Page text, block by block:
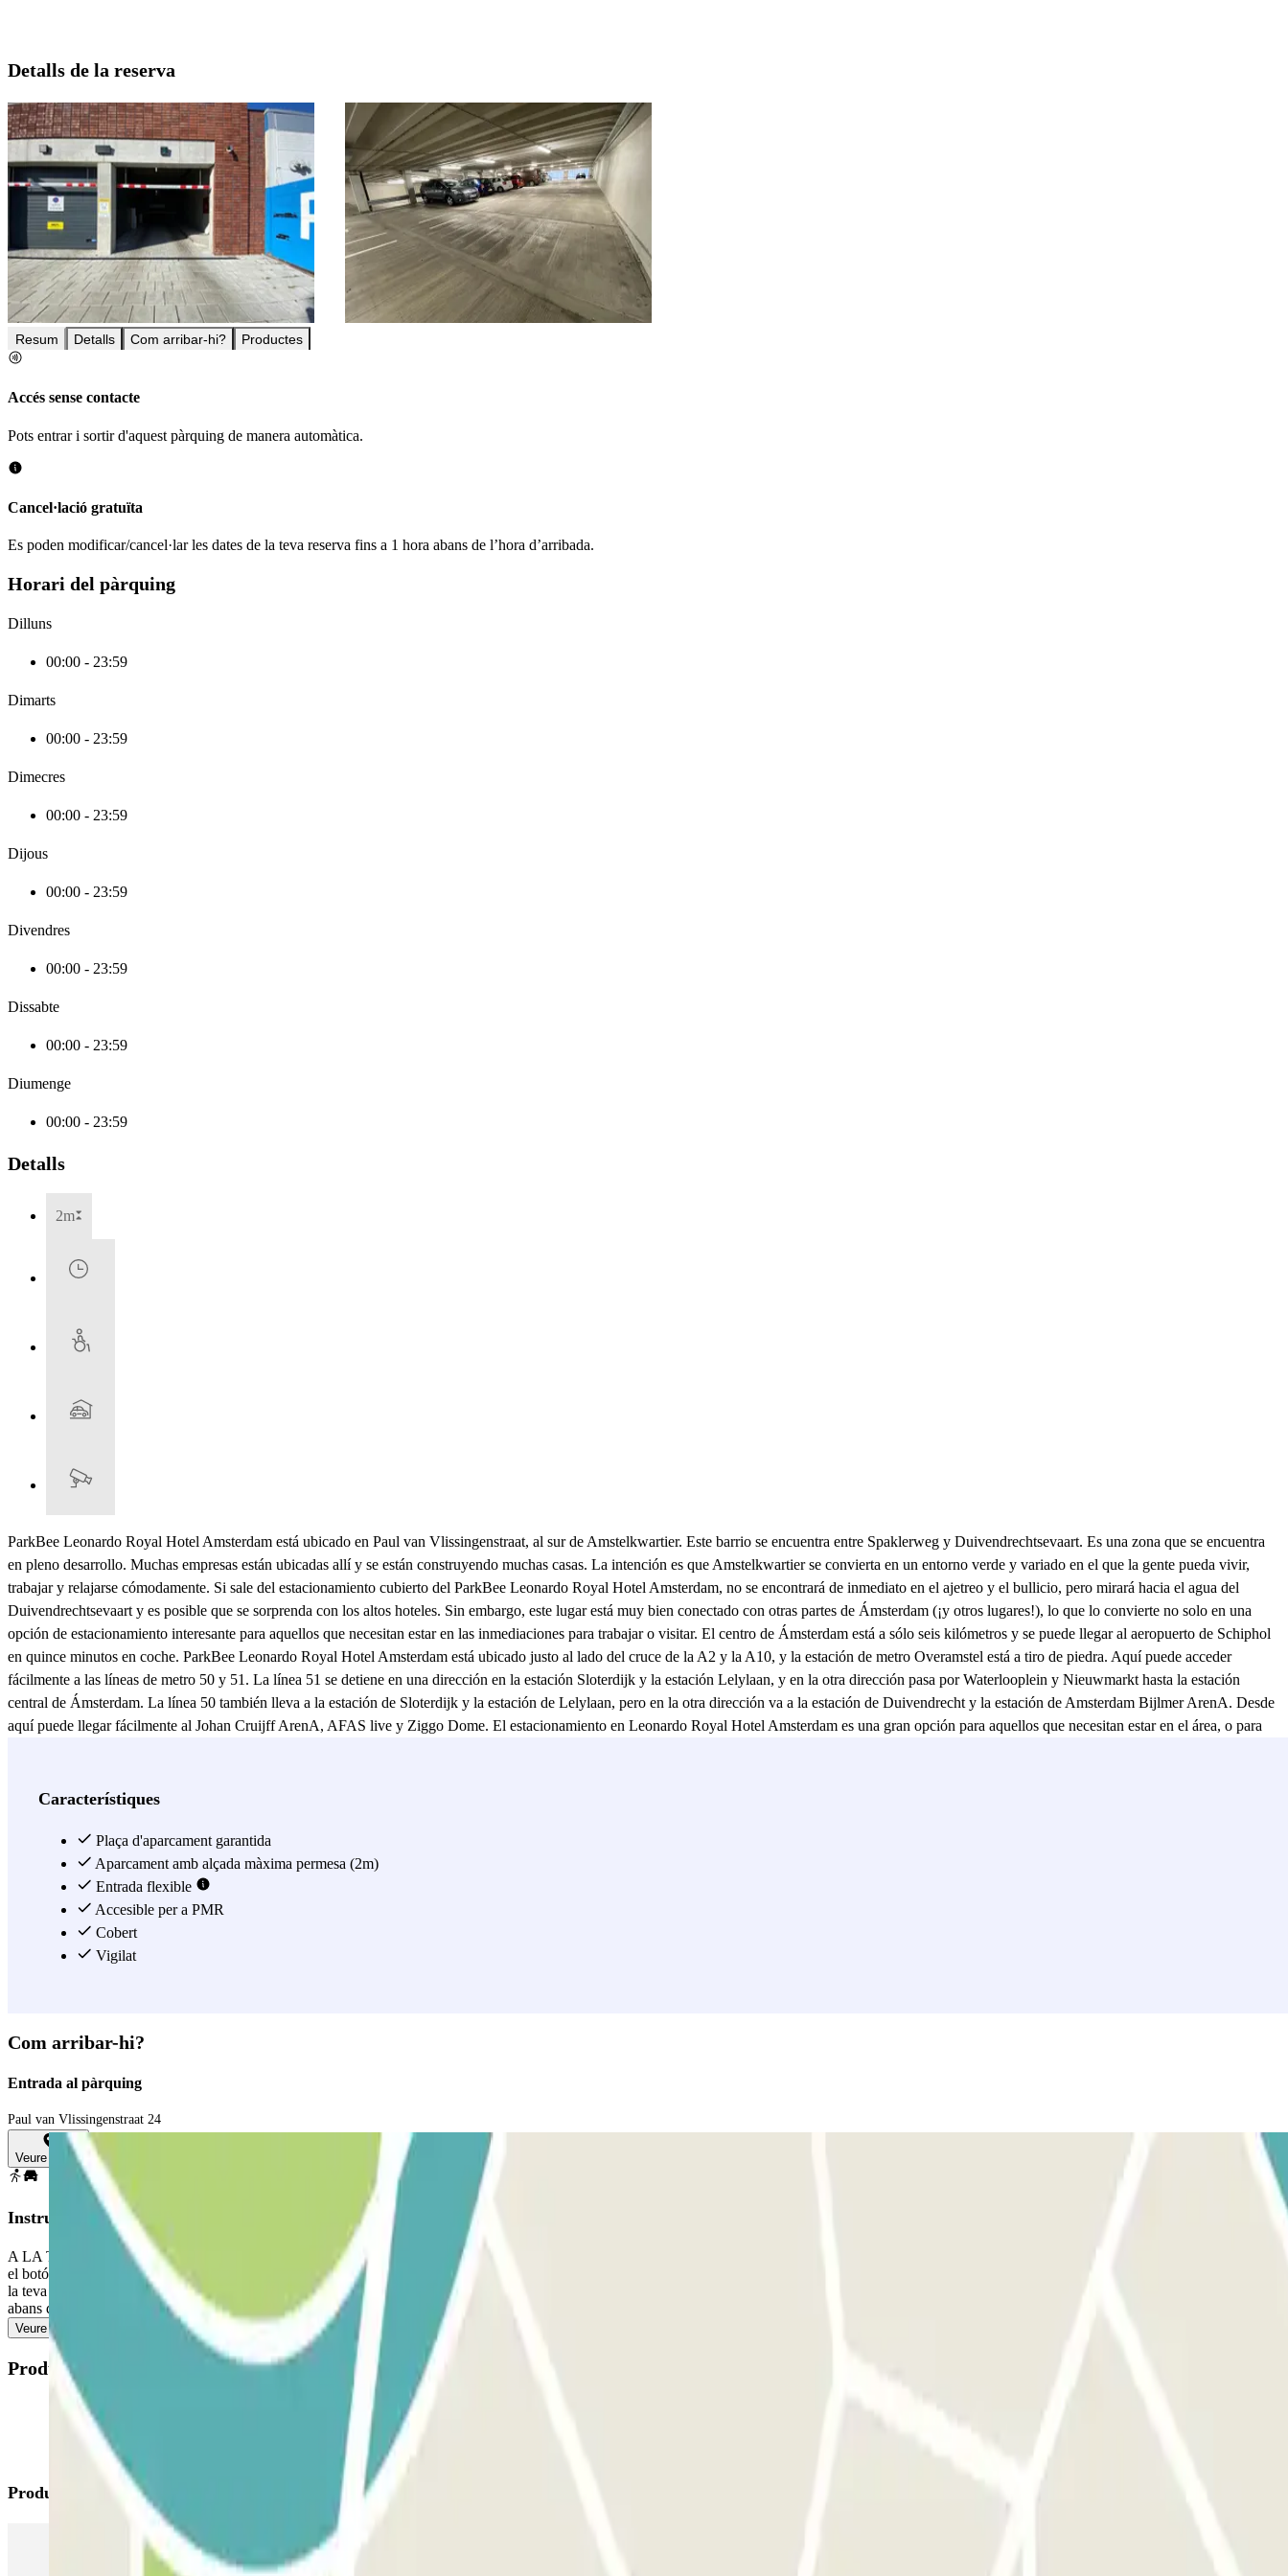
Detalls de la reserva
Resum Detalls Com arribar-hi? Productes
Accés sense contacte
Pots entrar i sortir d'aquest pàrquing de manera automàtica.
Cancel·lació gratuïta
Es poden modificar/cancel·lar les dates de la teva reserva fins a 1 hora abans de l’hora d’arribada.
Horari del pàrquing
Dilluns
00:00 - 23:59
Dimarts
00:00 - 23:59
Dimecres
00:00 - 23:59
Dijous
00:00 - 23:59
Divendres
00:00 - 23:59
Dissabte
00:00 - 23:59
Diumenge
00:00 - 23:59
Detalls
2m
ParkBee Leonardo Royal Hotel Amsterdam está ubicado en Paul van Vlissingenstraat, al sur de Amstelkwartier. Este barrio se encuentra entre Spaklerweg y Duivendrechtsevaart. Es una zona que se encuentra
en pleno desarrollo. Muchas empresas están ubicadas allí y se están construyendo muchas casas. La intención es que Amstelkwartier se convierta en un entorno verde y variado en el que la gente pueda vivir,
trabajar y relajarse cómodamente. Si sale del estacionamiento cubierto del ParkBee Leonardo Royal Hotel Amsterdam, no se encontrará de inmediato en el ajetreo y el bullicio, pero mirará hacia el agua del
Duivendrechtsevaart y es posible que se sorprenda con los altos hoteles. Sin embargo, este lugar está muy bien conectado con otras partes de Ámsterdam (¡y otros lugares!), lo que lo convierte no solo en una
opción de estacionamiento interesante para aquellos que necesitan estar en las inmediaciones para trabajar o visitar. El centro de Ámsterdam está a sólo seis kilómetros y se puede llegar al aeropuerto de Schiphol
en quince minutos en coche. ParkBee Leonardo Royal Hotel Amsterdam está ubicado justo al lado del cruce de la A2 y la A10, y la estación de metro Overamstel está a tiro de piedra. Aquí puede acceder
fácilmente a las líneas de metro 50 y 51. La línea 51 se detiene en una dirección en la estación Sloterdijk y la estación Lelylaan, y en la otra dirección pasa por Waterlooplein y Nieuwmarkt hasta la estación
central de Ámsterdam. La línea 50 también lleva a la estación de Sloterdijk y la estación de Lelylaan, pero en la otra dirección va a la estación de Duivendrecht y la estación de Amsterdam Bijlmer ArenA. Desde
aquí puede llegar fácilmente al Johan Cruijff ArenA, AFAS live y Ziggo Dome. El estacionamiento en Leonardo Royal Hotel Amsterdam es una gran opción para aquellos que necesitan estar en el área, o para
Característiques
Plaça d'aparcament garantida
Aparcament amb alçada màxima permesa (2m)
Entrada flexible
Accesible per a PMR
Cobert
Vigilat
Com arribar-hi?
Entrada al pàrquing
Paul van Vlissingenstraat 24
Veure mapa
Instruccions
A LA TEVA ARRIBADA: Des de l'app o a través de l'enllaç que trobaràs a la teva reserva, utilitza el botó que et proporcionem per a obrir l'entrada. Assegura't d'estar davant de l'entrada correcta abans d'activar
el botó. A LA TEVA SORTIDA: Una vegada realitzada l'entrada se t'habilitarà el botó per a la sortida i les portes per als vianants, el procés és el mateix que per a l'entrada. Tindràs 15 min addicionals en finalitzar
la teva reserva per a poder sortir de l'aparcament. Si excedeixes el temps reservat i els 15 min extra, hauràs d'abonar l'import addicional a través de l'app o a l'enllaç que trobaràs a la teva reserva. Recorda fer-ho
abans de dirigir-te cap a la sortida per a evitar cues.
Veure més
Productes disponibles
Productes de Parclick